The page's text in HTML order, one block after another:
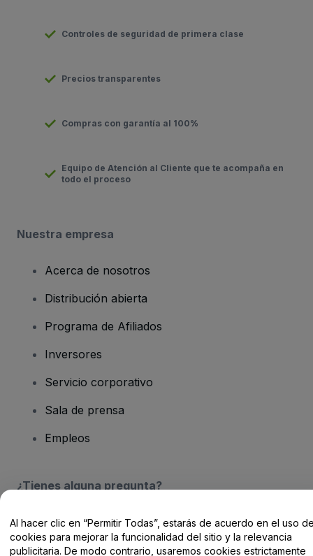
Controles de seguridad de primera clase
Precios transparentes
Compras con garantía al 100%
Equipo de Atención al Cliente que te acompaña en
todo el proceso
Nuestra empresa
Acerca de nosotros
Distribución abierta
Programa de Afiliados
Inversores
Servicio corporativo
Sala de prensa
Empleos
¿Tienes alguna pregunta?
Centro de Ayuda / Contacto
Al hacer clic en “Permitir Todas”, estarás de acuerdo en el uso
cookies para mejorar la funcionalidad del sitio y la relevancia
publicitaria. De modo contrario, usaremos cookies estrictamente